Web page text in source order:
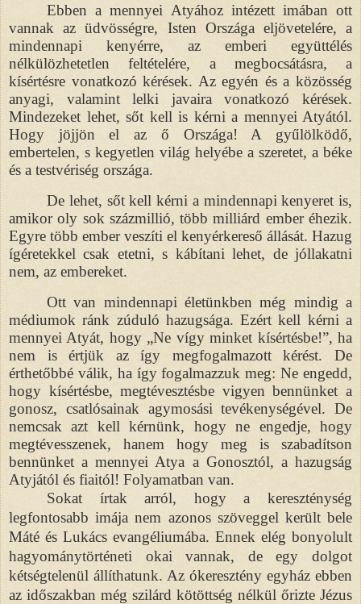
Ebben a mennyei Atyához intézett imában ott
vannak az üdvösségre, Isten Országa eljövetelére, a
mindennapi kenyérre, az emberi együttélés
nélkülözhetetlen feltételére, a megbocsátásra, a
kísértésre vonatkozó kérések. Az egyén és a közösség
anyagi, valamint lelki javaira vonatkozó kérések.
Mindezeket lehet, sőt kell is kérni a mennyei Atyától.
Hogy jöjjön el az ő Országa! A gyűlölködő,
embertelen, s kegyetlen világ helyébe a szeretet, a béke
és a testvériség országa.
De lehet, sőt kell kérni a mindennapi kenyeret is,
amikor oly sok százmillió, több milliárd ember éhezik.
Egyre több ember veszíti el kenyérkereső állását. Hazug
ígéretekkel csak etetni, s kábítani lehet, de jóllakatni
nem, az embereket.
Ott van mindennapi életünkben még mindig a
médiumok ránk zúduló hazugsága. Ezért kell kérni a
mennyei Atyát, hogy „Ne vígy minket kísértésbe!”, ha
nem is értjük az így megfogalmazott kérést. De
érthetőbbé válik, ha így fogalmazzuk meg: Ne engedd,
hogy kísértésbe, megtévesztésbe vigyen bennünket a
gonosz, csatlósainak agymosási tevékenységével. De
nemcsak azt kell kérnünk, hogy ne engedje, hogy
megtévesszenek, hanem hogy meg is szabadítson
bennünket a mennyei Atya a Gonosztól, a hazugság
Atyjától és fiaitól! Folyamatban van.
Sokat írtak arról, hogy a kereszténység
legfontosabb imája nem azonos szöveggel került bele
Máté és Lukács evangéliumába. Ennek elég bonyolult
hagyománytörténeti okai vannak, de egy dolgot
kétségtelenül állíthatunk. Az ókeresztény egyház ebben
az időszakban még szilárd kötöttség nélkül őrizte Jézus